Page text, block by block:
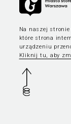
Na naszej
które strona
urządzeniu
Kliknij tu, aby